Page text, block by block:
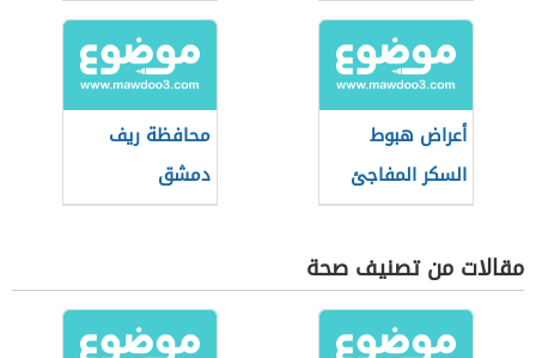
أعراض هبوط
السكر المفاجئ
محافظة ريف
دمشق
مقالات من تصنيف صحة